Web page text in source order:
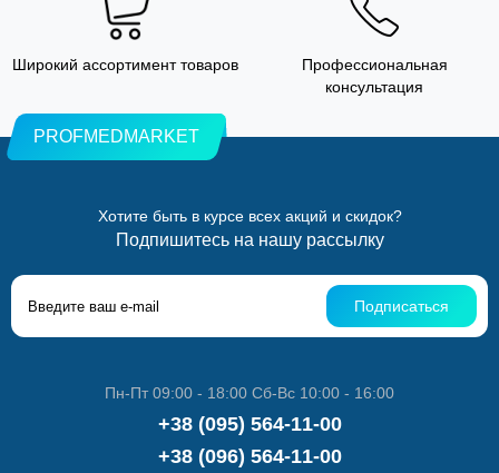
Широкий ассортимент товаров
Профессиональная
консультация
PROFMEDMARKET
Хотите быть в курсе всех акций и скидок?
Подпишитесь на нашу рассылку
Подписаться
Пн-Пт 09:00 - 18:00 Сб-Вс 10:00 - 16:00
+38 (095) 564-11-00
+38 (096) 564-11-00